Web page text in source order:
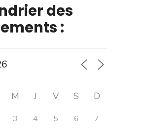
des
:
M J V S D
3 4 5 6
7